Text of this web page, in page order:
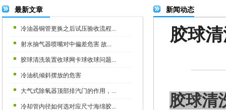
最新文章
冷油器铜管更换之后试压验收流程...
射水抽气器喷嘴对中偏差危害 故...
胶球清洗装置收球网卡球收球问题...
冷油机倾斜摆放的危害
大气式除氧器顶部排汽门的作用，...
冷却管内径如何选对应尺寸海绵胶...
新闻动态
胶球
胶球清